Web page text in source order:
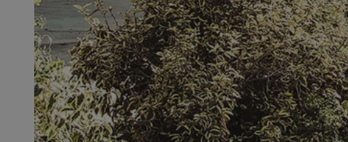
QeSessID
MvSessID
SessID
CookieScriptConsent
__cf_bm